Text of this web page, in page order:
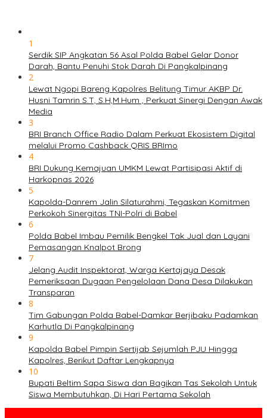
1
Serdik SIP Angkatan 56 Asal Polda Babel Gelar Donor
Darah, Bantu Penuhi Stok Darah Di Pangkalpinang
2
Lewat Ngopi Bareng Kapolres Belitung Timur AKBP Dr.
Husni Tamrin S.T, S.H,M.Hum , Perkuat Sinergi Dengan Awak
Media
3
BRI Branch Office Radio Dalam Perkuat Ekosistem Digital
melalui Promo Cashback QRIS BRImo
4
BRI Dukung Kemajuan UMKM Lewat Partisipasi Aktif di
Harkopnas 2026
5
Kapolda-Danrem Jalin Silaturahmi, Tegaskan Komitmen
Perkokoh Sinergitas TNI-Polri di Babel
6
Polda Babel Imbau Pemilik Bengkel Tak Jual dan Layani
Pemasangan Knalpot Brong
7
Jelang Audit Inspektorat, Warga Kertajaya Desak
Pemeriksaan Dugaan Pengelolaan Dana Desa Dilakukan
Transparan
8
Tim Gabungan Polda Babel-Damkar Berjibaku Padamkan
Karhutla Di Pangkalpinang
9
Kapolda Babel Pimpin Sertijab Sejumlah PJU Hingga
Kapolres, Berikut Daftar Lengkapnya
10
Bupati Beltim Sapa Siswa dan Bagikan Tas Sekolah Untuk
Siswa Membutuhkan, Di Hari Pertama Sekolah